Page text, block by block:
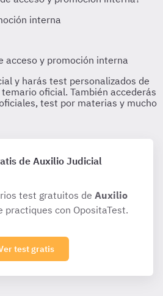
de Auxilio Judicial
test gratuitos de Auxilio
practiques con OpositaTest.
test gratis